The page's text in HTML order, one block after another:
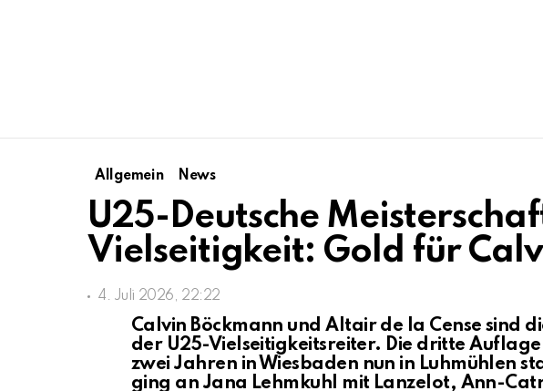
Allgemein News
U25-Deutsche
Vielseitigkeit: Gold für
4. Juli 2026, 22:22
Calvin Böckmann und Altair de la Cense sind
der U25-Vielseitigkeitsreiter. Die dritte
zwei Jahren in Wiesbaden nun in Luhmühlen
ging an Jana Lehmkuhl mit Lanzelot, Ann-